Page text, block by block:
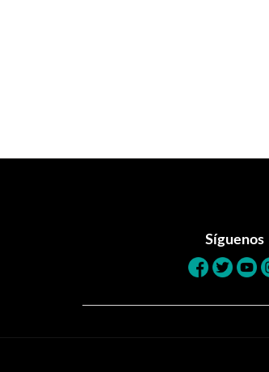
Síguenos